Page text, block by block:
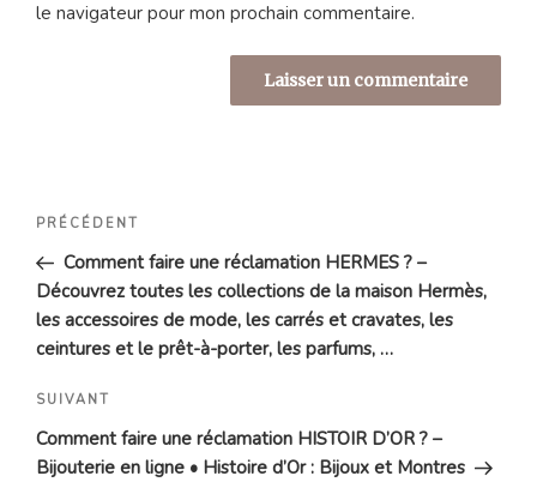
le navigateur pour mon prochain commentaire.
Navigation
l’article
Article
précédent
PRÉCÉDENT
Comment faire une réclamation HERMES ? –
Découvrez toutes les collections de la maison Hermès,
les accessoires de mode, les carrés et cravates, les
ceintures et le prêt-à-porter, les parfums, …
Article
suivant
SUIVANT
Comment faire une réclamation HISTOIR D’OR ? –
Bijouterie en ligne • Histoire d’Or : Bijoux et Montres